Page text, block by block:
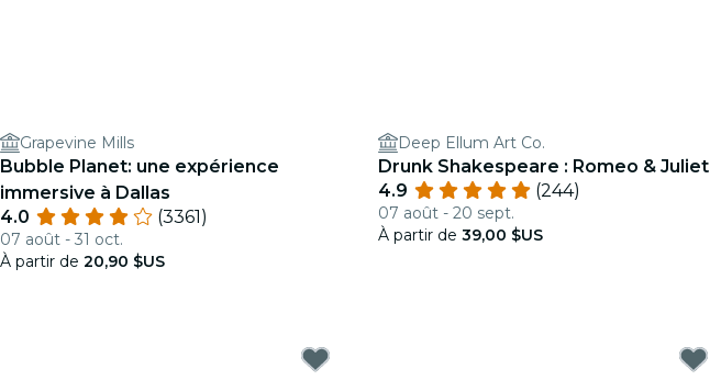
Grapevine Mills
Bubble Planet: une expérience
immersive à Dallas
4.0
(3361)
07 août - 31 oct.
À partir de 20,90 $US
Deep Ellum Art Co.
Drunk Shakespeare : Romeo & Juliet
4.9
(244)
07 août - 20 sept.
À partir de 39,00 $US